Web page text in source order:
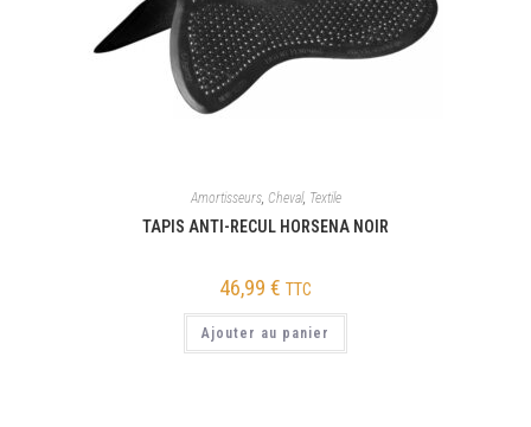
Amortisseurs, Cheval, Textile
TAPIS ANTI-RECUL HORSENA NOIR
46,99 € TTC
Ajouter au panier